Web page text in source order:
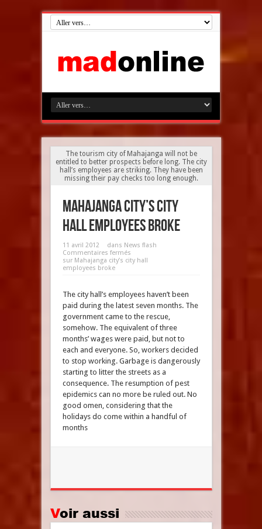
The tourism city of Mahajanga will not be
entitled to better prospects before long. The city
hall’s employees are striking. They have been
missing their pay checks too long enough.
Mahajanga city’s city
hall employees broke
11 avril 2012 dans News flash
Commentaires fermés
sur Mahajanga city’s city hall
employees broke
The city hall’s employees haven’t been
paid during the latest seven months. The
government came to the rescue,
somehow. The equivalent of three
months’ wages were paid, but not to
each and everyone. So, workers decided
to stop working. Garbage is dangerously
starting to litter the streets as a
consequence. The resumption of pest
epidemics can no more be ruled out. No
good omen, considering that the
holidays do come within a handful of
months
Voir aussi